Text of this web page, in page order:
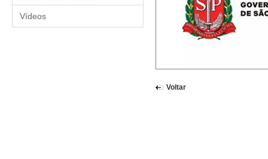
Vídeos
Voltar